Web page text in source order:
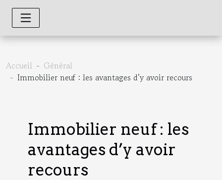
Accueil
Général
Immobilier neuf : les avantages d’y avoir recours
Immobilier neuf : les
avantages d’y avoir
recours